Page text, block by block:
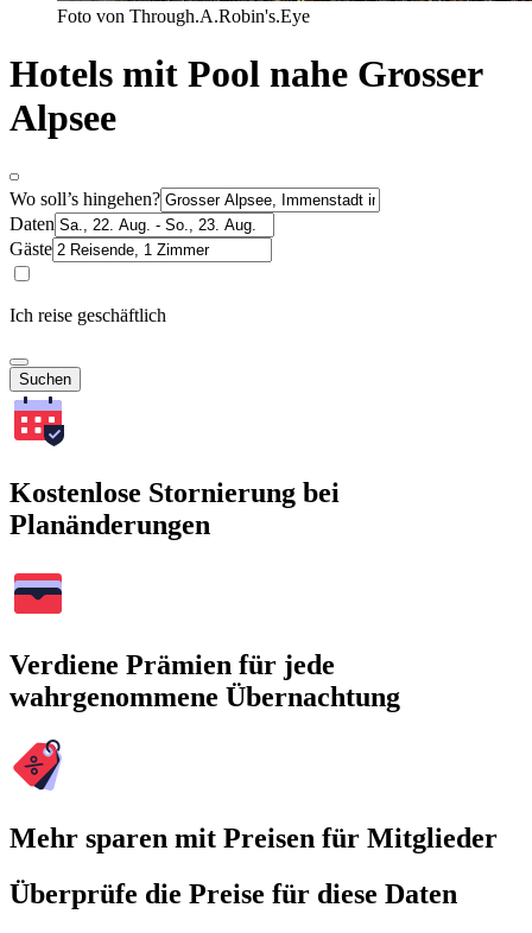
Foto von Through.A.Robin's.Eye
Hotels mit Pool nahe Grosser
Alpsee
Wo soll’s hingehen?
Daten
Gäste
Ich reise geschäftlich
Suchen
Kostenlose Stornierung bei
Planänderungen
Verdiene Prämien für jede
wahrgenommene Übernachtung
Mehr sparen mit Preisen für Mitglieder
Überprüfe die Preise für diese Daten